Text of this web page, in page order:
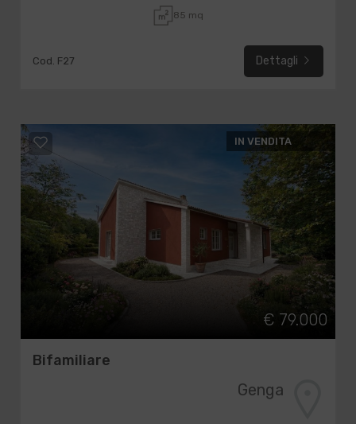
85 mq
Cod. F27 Dettagli
IN VENDITA
€ 79.000
Bifamiliare
Genga